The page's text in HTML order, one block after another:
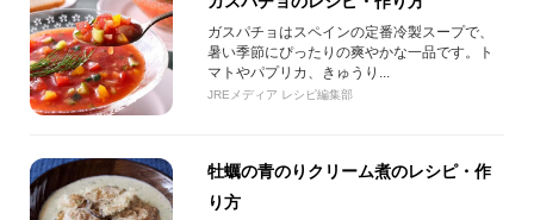
ガスパチョはスペインの定番冷製スープで、
暑い季節にぴったりの爽やかな一品です。ト
マトやパプリカ、きゅうり...
JREメディア レシピ編集部
牡蠣の青のりクリーム煮のレシピ・作
り方